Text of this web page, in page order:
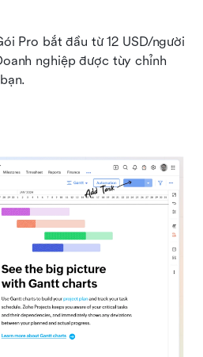
Pro bắt đầu từ 12 USD/người
nghiệp được tùy chỉnh